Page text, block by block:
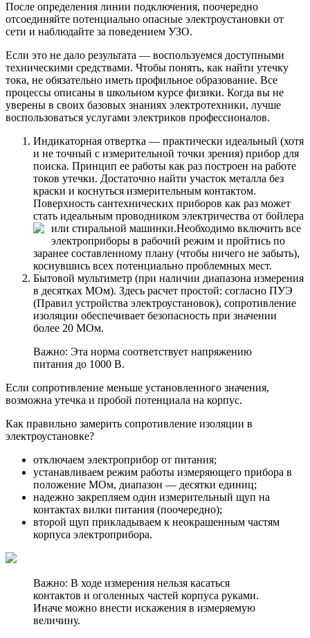
После определения линии подключения, поочередно
отсоединяйте потенциально опасные электроустановки от
сети и наблюдайте за поведением УЗО.
Если это не дало результата — воспользуемся доступными
техническими средствами. Чтобы понять, как найти утечку
тока, не обязательно иметь профильное образование. Все
процессы описаны в школьном курсе физики. Когда вы не
уверены в своих базовых знаниях электротехники, лучше
воспользоваться услугами электриков профессионалов.
Индикаторная отвертка — практически идеальный (хотя
и не точный с измерительной точки зрения) прибор для
поиска. Принцип ее работы как раз построен на работе
токов утечки. Достаточно найти участок металла без
краски и коснуться измерительным контактом.
Поверхность сантехнических приборов как раз может
стать идеальным проводником электричества от бойлера
или стиральной машинки.Необходимо включить все
электроприборы в рабочий режим и пройтись по
заранее составленному плану (чтобы ничего не забыть),
коснувшись всех потенциально проблемных мест.
Бытовой мультиметр (при наличии диапазона измерения
в десятках МОм). Здесь расчет простой: согласно ПУЭ
(Правил устройства электроустановок), сопротивление
изоляции обеспечивает безопасность при значении
более 20 МОм.
Важно: Эта норма соответствует напряжению
питания до 1000 В.
Если сопротивление меньше установленного значения,
возможна утечка и пробой потенциала на корпус.
Как правильно замерить сопротивление изоляции в
электроустановке?
отключаем электроприбор от питания;
устанавливаем режим работы измеряющего прибора в
положение МОм, диапазон — десятки единиц;
надежно закрепляем один измерительный щуп на
контактах вилки питания (поочередно);
второй щуп прикладываем к неокрашенным частям
корпуса электроприбора.
Важно: В ходе измерения нельзя касаться
контактов и оголенных частей корпуса руками.
Иначе можно внести искажения в измеряемую
величину.